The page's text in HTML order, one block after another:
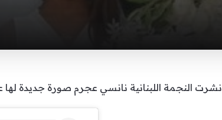
نشرت النجمة اللبنانية نانسي عجرم صورة جديدة